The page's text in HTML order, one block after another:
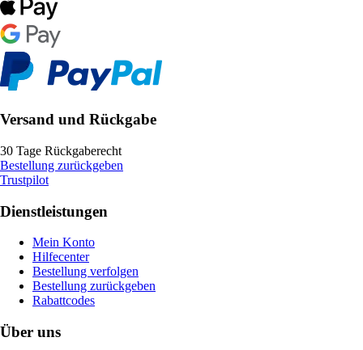
Versand und Rückgabe
30 Tage Rückgaberecht
Bestellung zurückgeben
Trustpilot
Dienstleistungen
Mein Konto
Hilfecenter
Bestellung verfolgen
Bestellung zurückgeben
Rabattcodes
Über uns